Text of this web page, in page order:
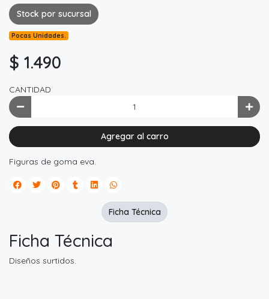
Stock por sucursal
Pocas Unidades.
$ 1.490
CANTIDAD
Agregar al carro
Figuras de goma eva.
Ficha Técnica
Diseños surtidos.
Ficha Técnica